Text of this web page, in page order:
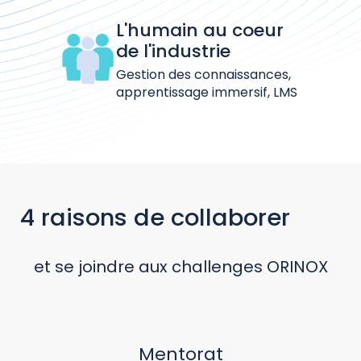
L'humain au coeur
de l'industrie
Gestion des connaissances,
apprentissage immersif, LMS
4 raisons de collaborer
et se joindre aux challenges ORINOX
Mentorat